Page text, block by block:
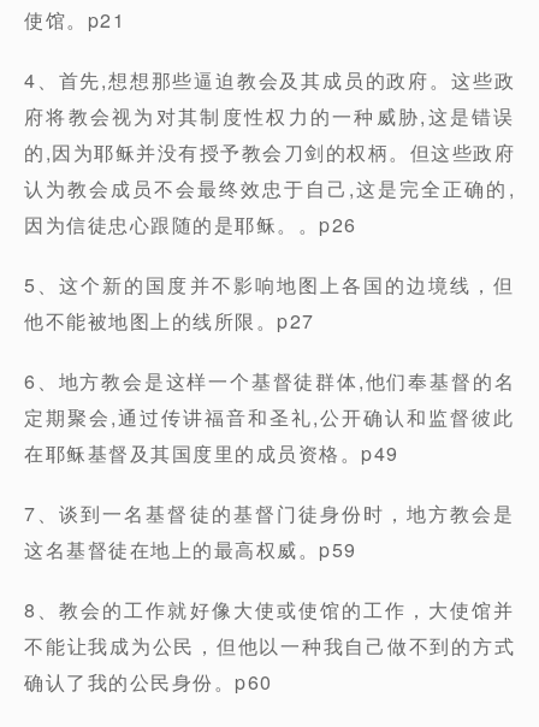
使馆。p21
4、首先,想想那些逼迫教会及其成员的政府。这些政
府将教会视为对其制度性权力的一种威胁,这是错误
的,因为耶稣并没有授予教会刀剑的权柄。但这些政府
认为教会成员不会最终效忠于自己,这是完全正确的,
因为信徒忠心跟随的是耶稣。。p26
5、这个新的国度并不影响地图上各国的边境线，但
他不能被地图上的线所限。p27
6、地方教会是这样一个基督徒群体,他们奉基督的名
定期聚会,通过传讲福音和圣礼,公开确认和监督彼此
在耶稣基督及其国度里的成员资格。p49
7、谈到一名基督徒的基督门徒身份时，地方教会是
这名基督徒在地上的最高权威。p59
8、教会的工作就好像大使或使馆的工作，大使馆并
不能让我成为公民，但他以一种我自己做不到的方式
确认了我的公民身份。p60